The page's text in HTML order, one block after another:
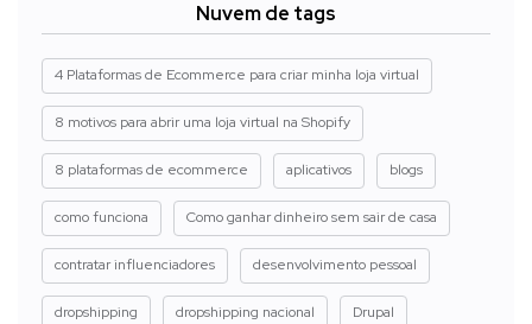
Nuvem de tags
4 Plataformas de Ecommerce para criar minha loja virtual
8 motivos para abrir uma loja virtual na Shopify
8 plataformas de ecommerce aplicativos blogs
como funciona Como ganhar dinheiro sem sair de casa
contratar influenciadores desenvolvimento pessoal
dropshipping dropshipping nacional Drupal